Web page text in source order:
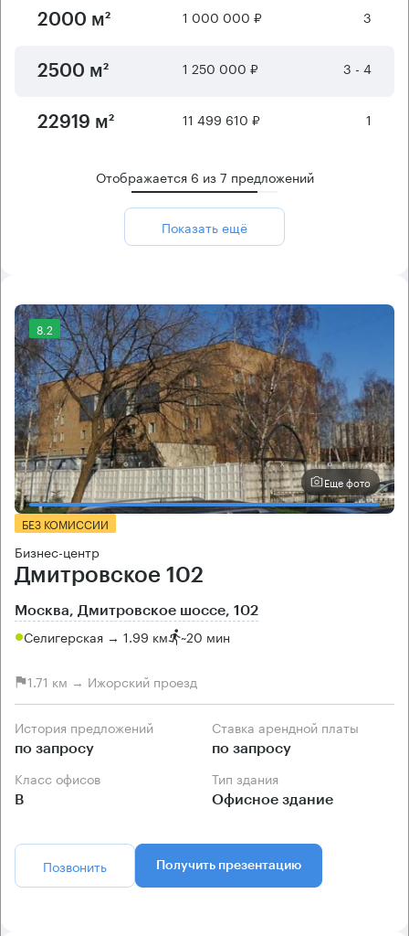
2000 м² 1 000 000 ₽ 3
2500 м² 1 250 000 ₽ 3 - 4
22919 м² 11 499 610 ₽ 1
Отображается 6 из7 предложений
Показать ещё
8.2
Еще фото
БЕЗ КОМИССИИ
Бизнес-центр
Дмитровское 102
Москва, Дмитровское шоссе, 102
Селигерская → 1.99 км ~20 мин
1.71 км → Ижорский проезд
История предложений
по запросу
Ставка арендной платы
по запросу
Класс офисов
B
Тип здания
Офисное здание
Позвонить Получить презентацию